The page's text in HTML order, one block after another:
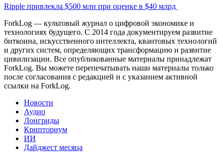
Ripple привлекла $500 млн при оценке в $40 млрд
ForkLog — культовый журнал о цифровой экономике и
технологиях будущего. С 2014 года документируем развитие
биткоина, искусственного интеллекта, квантовых технологий
и других систем, определяющих трансформацию и развитие
цивилизации. Все опубликованные материалы принадлежат
ForkLog. Вы можете перепечатывать наши материалы только
после согласования с редакцией и с указанием активной
ссылки на ForkLog.
Новости
Аудио
Лонгриды
Крипториум
ИИ
Дайджест месяца